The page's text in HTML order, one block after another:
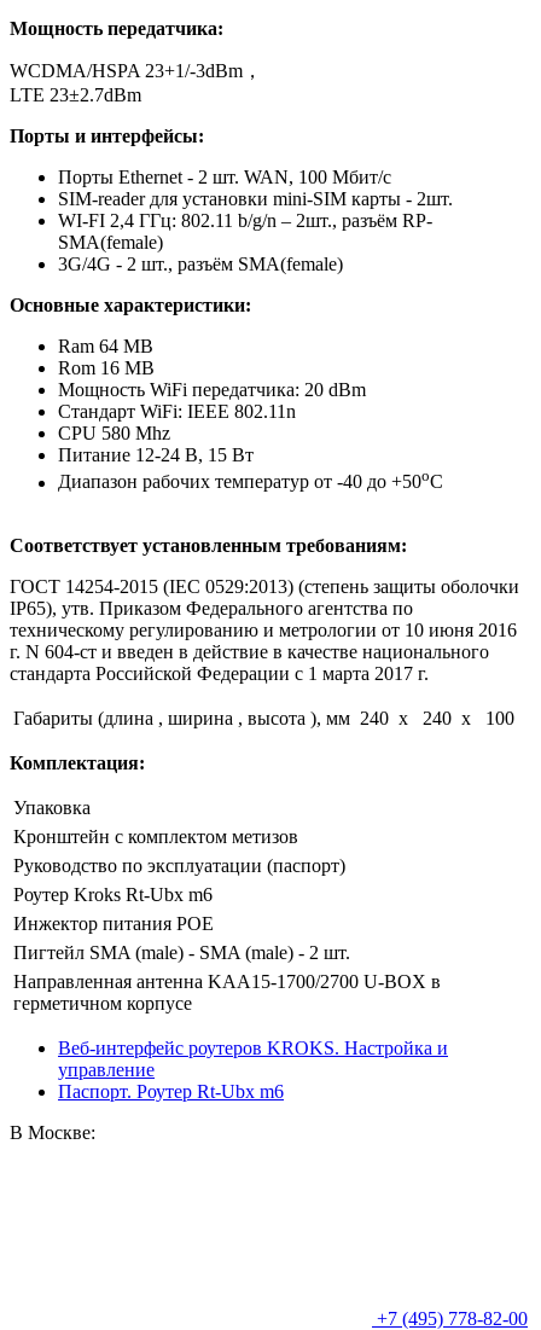
Мощность передатчика:
WCDMA/HSPA 23+1/-3dBm，
LTE 23±2.7dBm
Порты и интерфейсы:
Порты Ethernet - 2 шт. WAN, 100 Мбит/с
SIM-reader для установки mini-SIM карты - 2шт.
WI-FI 2,4 ГГц: 802.11 b/g/n – 2шт., разъём RP-
SMA(female)
3G/4G - 2 шт., разъём SMA(female)
Основные характеристики:
Ram 64 MB
Rom 16 MB
Мощность WiFi передатчика: 20 dBm
Стандарт WiFi: IEEE 802.11n
CPU 580 Mhz
Питание 12-24 В, 15 Вт
Диапазон рабочих температур от -40 до +50оС
Соответствует установленным требованиям:
ГОСТ 14254-2015 (IEC 0529:2013) (степень защиты оболочки
IP65), утв. Приказом Федерального агентства по
техническому регулированию и метрологии от 10 июня 2016
г. N 604-ст и введен в действие в качестве национального
стандарта Российской Федерации с 1 марта 2017 г.
Габариты (длина , ширина , высота ), мм 240 x 240 x 100
Комплектация:
Упаковка
Кронштейн с комплектом метизов
Руководство по эксплуатации (паспорт)
Роутер Kroks Rt-Ubx m6
Инжектор питания POE
Пигтейл SMA (male) - SMA (male) - 2 шт.
Направленная антенна KAA15-1700/2700 U-BOX в
герметичном корпусе
Веб-интерфейс роутеров KROKS. Настройка и
управление
Паспорт. Роутер Rt-Ubx m6
В Москве:
+7 (495) 778-82-00